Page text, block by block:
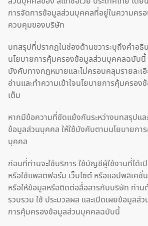
การจัดการข้อมูลส่วนบุคคลที่อยู่ในความคร
ควบคุมของบริษัท
บทสรุปที่ปรากฏในช่องด้านขวาระบุถึงคำอ
นโยบายการคุ้มครองข้อมูลส่วนบุคคลฉบับ
บังคับทางกฎหมายและไม่ครอบคลุมรายละ
อ่านและทำความเข้าใจนโยบายการคุ้มครอ
เต็ม
หากมีข้อความที่ขัดแย้งกันระหว่างบทสรุปแ
ข้อมูลส่วนบุคคล ให้ใช้บังคับตามนโยบายกา
บุคคล
ก่อนที่ท่านจะใช้บริการ ใช้บัญชีผู้ใช้งานที่ได้เ
หรือใช้แพลตฟอร์ม เว็บไซต์ หรือแอปพลิเค
หรือให้ข้อมูลหรือติดต่อสื่อสารกับบริษัท ท่าน
รวบรวม ใช้ ประมวลผล และเปิดเผยข้อมูลส่
การคุ้มครองข้อมูลส่วนบุคคลฉบับนี้